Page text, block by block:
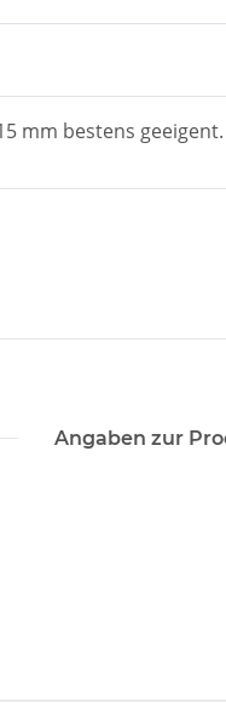
mm bestens geeigent.
Angaben zur